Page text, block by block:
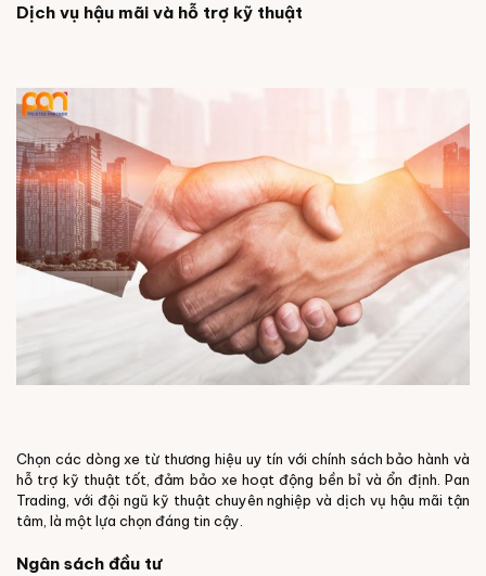
Dịch vụ hậu mãi và hỗ trợ kỹ thuật
Chọn các dòng xe từ thương hiệu uy tín với chính sách bảo hành và
hỗ trợ kỹ thuật tốt, đảm bảo xe hoạt động bền bỉ và ổn định. Pan
Trading, với đội ngũ kỹ thuật chuyên nghiệp và dịch vụ hậu mãi tận
tâm, là một lựa chọn đáng tin cậy.
Ngân sách đầu tư